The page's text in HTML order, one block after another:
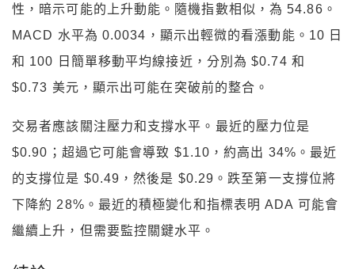
性，暗示可能的上升動能。隨機指數相似，為 54.86。
MACD 水平為 0.0034，顯示出輕微的看漲動能。10 日
和 100 日簡單移動平均線接近，分別為 $0.74 和
$0.73 美元，顯示出可能在突破前的整合。
交易者應該關注壓力和支撐水平。最近的壓力位是
$0.90；超過它可能會導致 $1.10，約高出 34%。最近
的支撐位是 $0.49，然後是 $0.29。跌至第一支撐位將
下降約 28%。最近的積極變化和指標表明 ADA 可能會
繼續上升，但需要監控關鍵水平。